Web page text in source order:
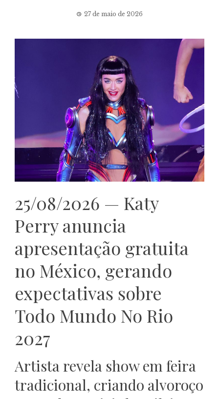
27 de maio de 2026
25/08/2026 — Katy
Perry anuncia
apresentação gratuita
no México, gerando
expectativas sobre
Todo Mundo No Rio
2027
Artista revela show em feira
tradicional, criando alvoroço